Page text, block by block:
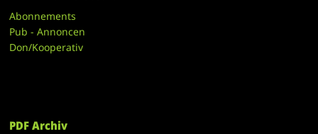
Abonnements
Pub - Annoncen
Don/Kooperativ
PDF Archiv